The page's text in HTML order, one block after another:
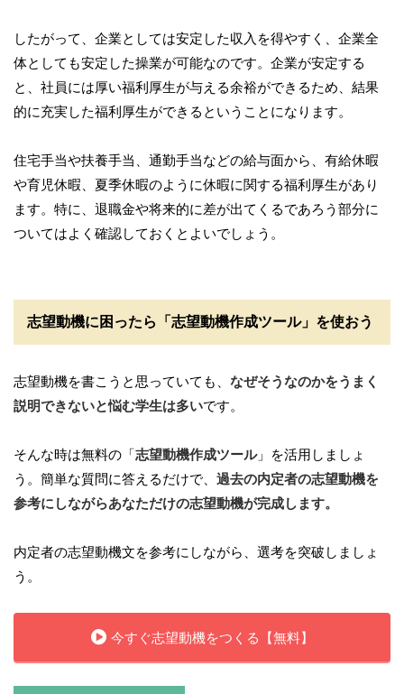
したがって、企業としては安定した収入を得やすく、企業全
体としても安定した操業が可能なのです。企業が安定する
と、社員には厚い福利厚生が与える余裕ができるため、結果
的に充実した福利厚生ができるということになります。
住宅手当や扶養手当、通勤手当などの給与面から、有給休暇
や育児休暇、夏季休暇のように休暇に関する福利厚生があり
ます。特に、退職金や将来的に差が出てくるであろう部分に
ついてはよく確認しておくとよいでしょう。
志望動機に困ったら「志望動機作成ツール」を使おう
志望動機を書こうと思っていても、 なぜそうなのかをうまく
説明できないと悩む学生は多いです。
そんな時は無料の「志望動機作成ツール」を活用しましょ
う。簡単な質問に答えるだけで、 過去の内定者の志望動機を
参考にしながらあなただけの志望動機が完成します。
内定者の志望動機文を参考にしながら、選考を突破しましょ
う。
今すぐ志望動機をつくる【無料】